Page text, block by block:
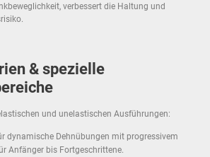
verbessert die Haltung und
& spezielle
und unelastischen Ausführungen:
dynamische Dehnübungen mit progressivem
Anfänger bis Fortgeschrittene.